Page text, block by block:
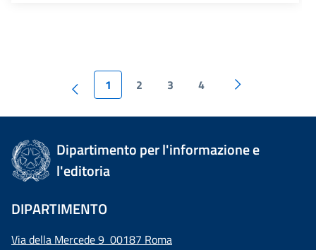
1 2 3 4
Dipartimento per l'informazione e
l'editoria
DIPARTIMENTO
Via della Mercede 9 00187 Roma